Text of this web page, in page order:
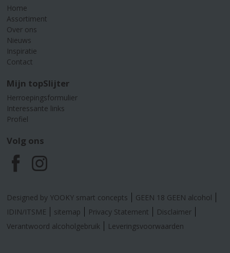
Home
Assortiment
Over ons
Nieuws
Inspiratie
Contact
Mijn topSlijter
Herroepingsformulier
Interessante links
Profiel
Volg ons
F
a
c
I
n
s
Designed by YOOKY smart concepts
GEEN 18 GEEN alcohol
IDIN/ITSME
sitemap Privacy Statement
Disclaimer
Verantwoord alcoholgebruik
Leveringsvoorwaarden